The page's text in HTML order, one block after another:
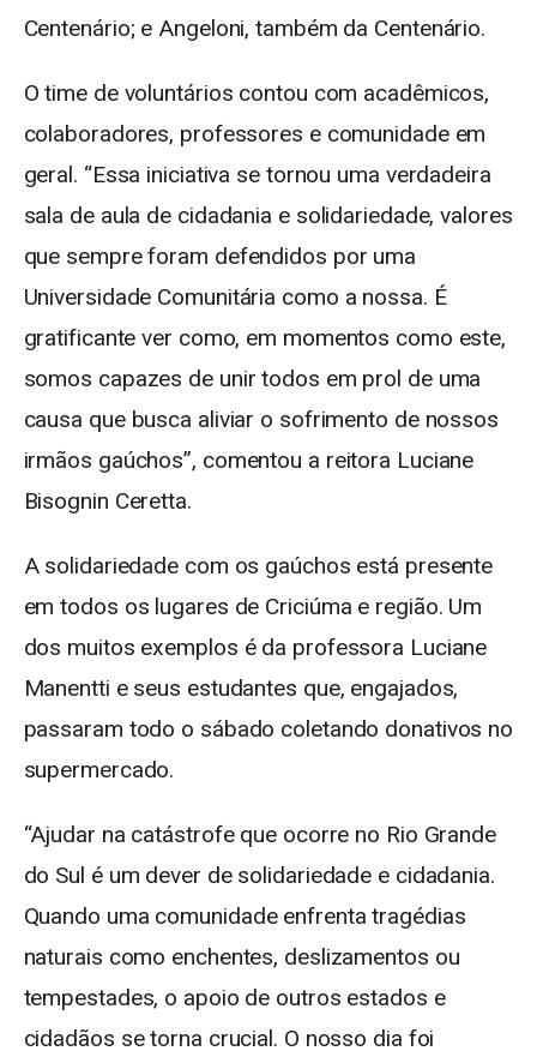
Centenário; e Angeloni, também da Centenário.
O time de voluntários contou com acadêmicos,
colaboradores, professores e comunidade em
geral. “Essa iniciativa se tornou uma verdadeira
sala de aula de cidadania e solidariedade, valores
que sempre foram defendidos por uma
Universidade Comunitária como a nossa. É
gratificante ver como, em momentos como este,
somos capazes de unir todos em prol de uma
causa que busca aliviar o sofrimento de nossos
irmãos gaúchos”, comentou a reitora Luciane
Bisognin Ceretta.
A solidariedade com os gaúchos está presente
em todos os lugares de Criciúma e região. Um
dos muitos exemplos é da professora Luciane
Manentti e seus estudantes que, engajados,
passaram todo o sábado coletando donativos no
supermercado.
“Ajudar na catástrofe que ocorre no Rio Grande
do Sul é um dever de solidariedade e cidadania.
Quando uma comunidade enfrenta tragédias
naturais como enchentes, deslizamentos ou
tempestades, o apoio de outros estados e
cidadãos se torna crucial. O nosso dia foi